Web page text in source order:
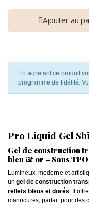
Ajouter au
En achetant ce produit
programme de fidélité.
Pro Liquid Gel
Gel de construction
bleu & or – Sans
Lumineux, moderne et
un gel de construction
reflets bleus et dorés. Il
manucures, parfait pour des